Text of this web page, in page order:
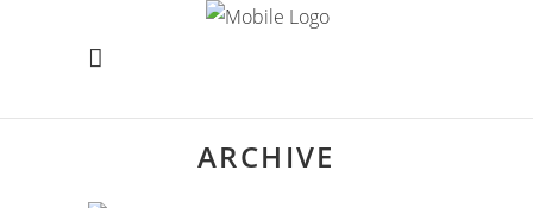
ARCHIVE